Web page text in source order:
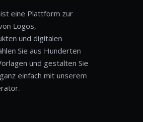
eine Plattform zur
Logos,
und digitalen
Sie aus Hunderten
und gestalten Sie
einfach mit unserem